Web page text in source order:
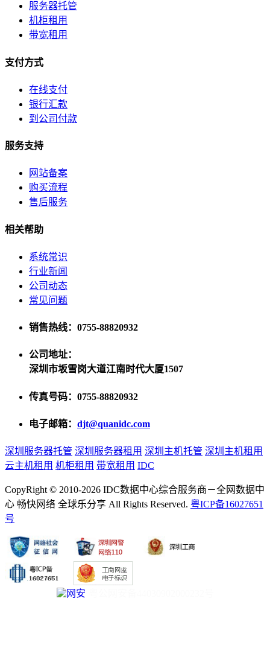
服务器托管
机柜租用
带宽租用
支付方式
在线支付
银行汇款
到公司付款
服务支持
网站备案
购买流程
售后服务
相关帮助
系统常识
行业新闻
公司动态
常见问题
销售热线：0755-88820932
公司地址：
深圳市坂雪岗大道江南时代大厦1507
传真号码：0755-88820932
电子邮箱： djt@quanidc.com
深圳服务器托管 深圳服务器租用 深圳主机托管 深圳主机租用
云主机租用 机柜租用 带宽租用 IDC
CopyRight © 2010-2026 IDC数据中心综合服务商－全网数据中
心 畅快网络 全球乐分享 All Rights Reserved. 粤ICP备16027651
号